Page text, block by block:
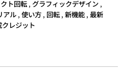
ト回転 , グラフィックデザイン ,
アル , 使い方 , 回転 , 新機能 , 最新
クレジット